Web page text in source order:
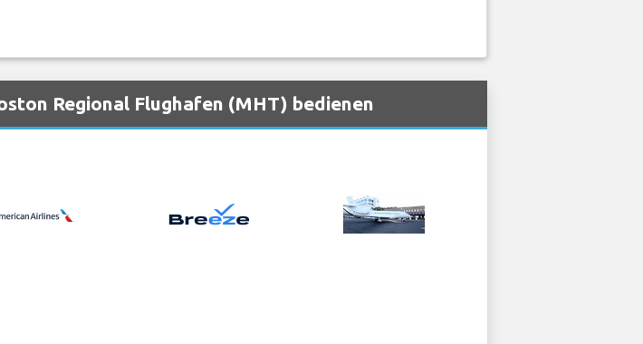
Regional Flughafen (MHT) bedienen